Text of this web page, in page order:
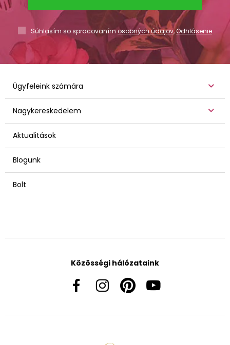
Súhlasím so spracovaním osobných údajov,Odhlásenie
Ügyfeleink számára
Nagykereskedelem
Aktualitások
Blogunk
Bolt
Közösségi hálózataink